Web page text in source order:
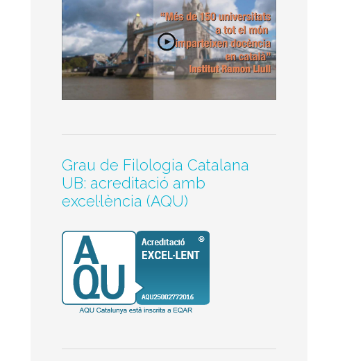
Grau de Filologia Catalana
UB: acreditació amb
excel·lència (AQU)